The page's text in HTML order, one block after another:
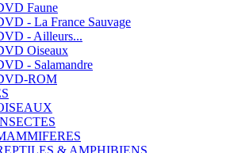
Faune
- La France Sauvage
- Ailleurs...
Oiseaux
- Salamandre
ROM
& AMPHIBIENS